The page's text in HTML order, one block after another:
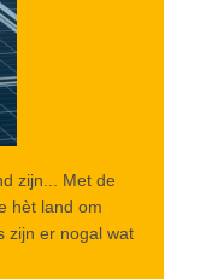
zijn... Met de
hèt land om
zijn er nogal wat